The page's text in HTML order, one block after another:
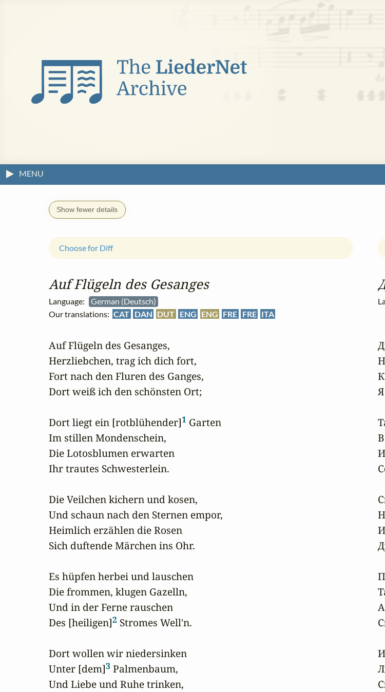
MENU
Show fewer details
Auf Flügeln des Gesanges
Language:
German (Deutsch)
Our translations: CAT DAN DUT ENG ENG FRE FRE ITA
Choose for Diff
Auf Flügeln des Gesanges,
Herzliebchen, trag ich dich fort,
Fort nach den Fluren des Ganges,
Dort weiß ich den schönsten Ort;
Dort liegt ein [rotblühender]1 Garten
Im stillen Mondenschein,
Die Lotosblumen erwarten
Ihr trautes Schwesterlein.
Die Veilchen kichern und kosen,
Und schaun nach den Sternen empor,
Heimlich erzählen die Rosen
Sich duftende Märchen ins Ohr.
Es hüpfen herbei und lauschen
Die frommen, klugen Gazelln,
Und in der Ferne rauschen
Des [heiligen]2 Stromes Well'n.
Dort wollen wir niedersinken
Unter [dem]3 Palmenbaum,
Und Liebe und Ruhe trinken,